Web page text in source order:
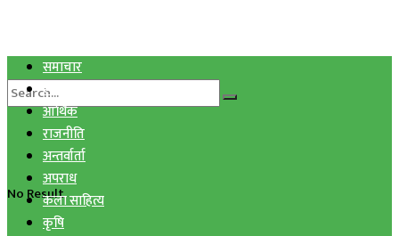
No Result
समाचार
स्वास्थ्य
आर्थिक
राजनीति
अन्तर्वार्ता
अपराध
कला साहित्य
कृषि